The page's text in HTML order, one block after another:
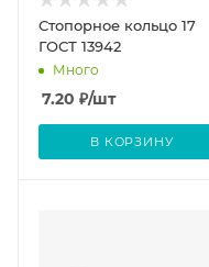
Стопорное кольцо 17
ГОСТ 13942
Много
7.20 ₽/шт
В КОРЗИНУ